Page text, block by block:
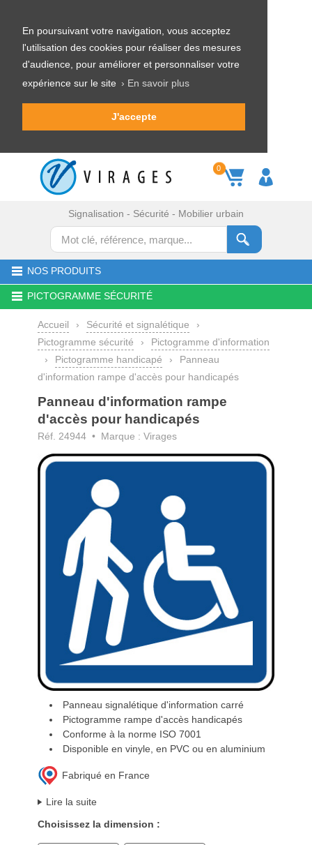
En poursuivant votre navigation, vous acceptez
l'utilisation des cookies pour réaliser des mesures
d'audience, pour améliorer et personnaliser votre
expérience sur le site › En savoir plus
J'accepte
0
Signalisation - Sécurité - Mobilier urbain
NOS PRODUITS
PICTOGRAMME SÉCURITÉ
Accueil › Sécurité et signalétique
›
Pictogramme sécurité
›
Pictogramme d'information
›
Pictogramme handicapé ›
Panneau
d'information rampe d'accès pour handicapés
Panneau d'information rampe
d'accès pour handicapés
Réf. 24944 • Marque : Virages
Panneau signalétique d'information carré
Pictogramme rampe d'accès handicapés
Conforme à la norme ISO 7001
Disponible en vinyle, en PVC ou en aluminium
Fabriqué en France
Lire la suite
Choisissez la dimension :